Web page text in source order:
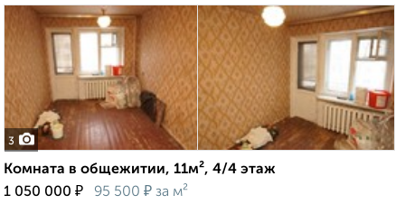
3
Комната в общежитии, 11м², 4/4 этаж
1 050 000 ₽ 95 500 ₽ за м²